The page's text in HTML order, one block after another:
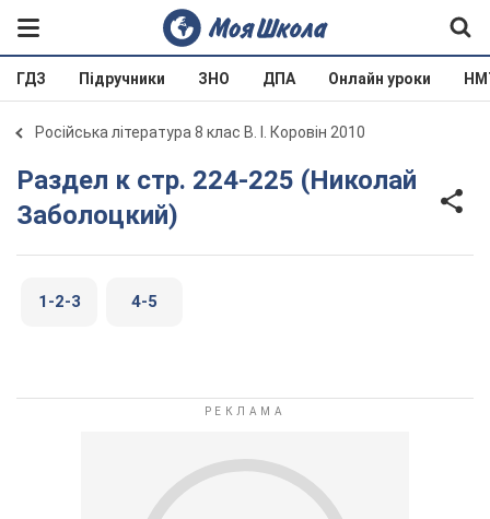
ГДЗ Підручники ЗНО ДПА Онлайн уроки
Російська література 8 клас В. І. Коровін 2010
Раздел к стр. 224-225 (Николай
Заболоцкий)
1-2-3 4-5